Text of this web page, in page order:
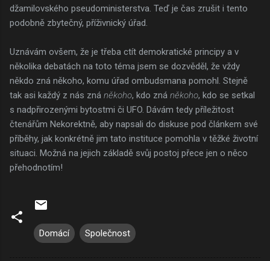
džamilovského pseudoministerstva. Teď je čas zrušit i tento
podobně zbytečný, příživnický úřad.
Uznávám ovšem, že je třeba ctít demokratické principy a v
několika debatách na toto téma jsem se dozvěděl, že vždy
někdo zná někoho, komu úřad ombudsmana pomohl. Stejně
tak asi každý z nás zná někoho, kdo zná někoho, kdo se setkal
s nadpřirozenými bytostmi či UFO. Dávám tedy příležitost
čtenářům Nekorektně, aby napsali do diskuse pod článkem své
příběhy, jak konkrétně jim tato instituce pomohla v těžké životní
situaci. Možná na jejich základě svůj postoj přece jen o něco
přehodnotím!
Domácí Společnost